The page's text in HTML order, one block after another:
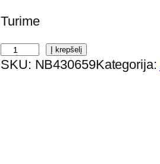
Turime
p
r
Į krepšelį
SKU: NB430659Kategorija: